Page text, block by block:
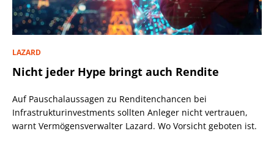
LAZARD
Nicht jeder Hype bringt auch Rendite
Auf Pauschalaussagen zu Renditenchancen bei
Infrastrukturinvestments sollten Anleger nicht vertrauen,
warnt Vermögensverwalter Lazard. Wo Vorsicht geboten ist.